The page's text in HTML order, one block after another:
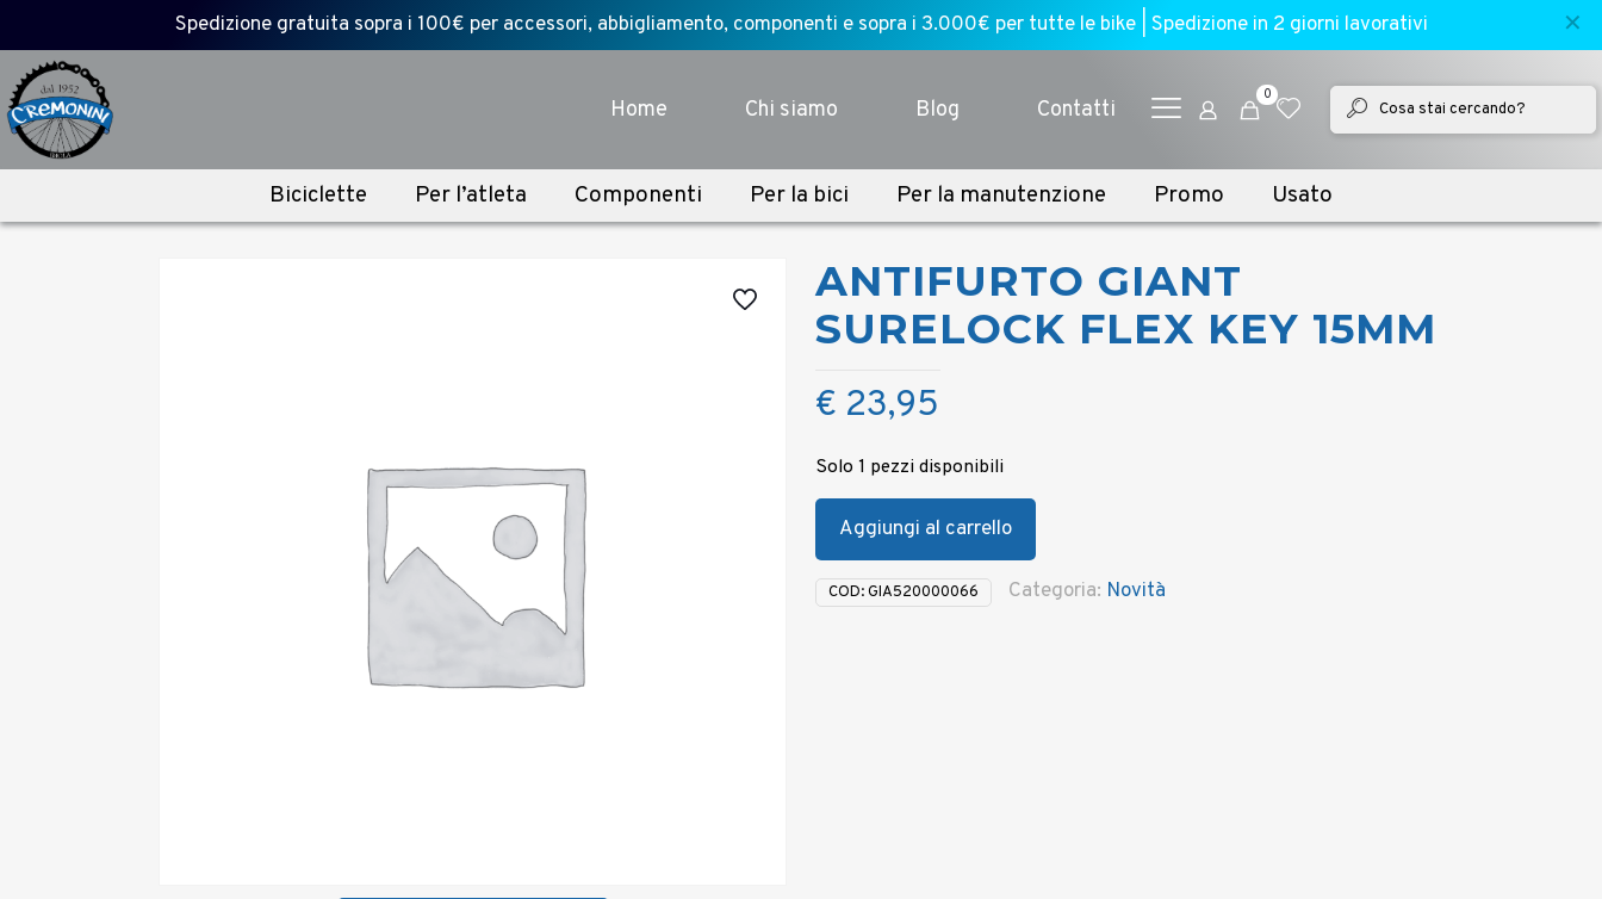
Spedizione gratuita sopra i 100€ per accessori, abbigliamento, componenti e sopra i 3.000€ per tutte le bike | Spedizione in 2 giorni lavorativi ✕
Home Chi siamo Blog Contatti
0
Biciclette Per l’atleta Componenti Per la bici Per la manutenzione Promo Usato
ANTIFURTO GIANT
SURELOCK FLEX KEY 15MM
€ 23,95
Solo 1 pezzi disponibili
Aggiungi al carrello
COD:GIA520000066 Categoria: Novità